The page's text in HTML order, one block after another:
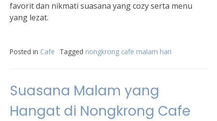
favorit dan nikmati suasana yang cozy serta menu
yang lezat.
Posted in Cafe Tagged nongkrong cafe malam hari
Suasana Malam yang
Hangat di Nongkrong Cafe